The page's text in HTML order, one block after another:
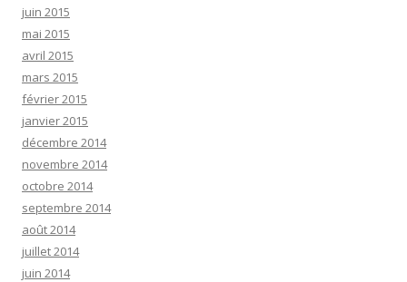
juin 2015
mai 2015
avril 2015
mars 2015
février 2015
janvier 2015
décembre 2014
novembre 2014
octobre 2014
septembre 2014
août 2014
juillet 2014
juin 2014